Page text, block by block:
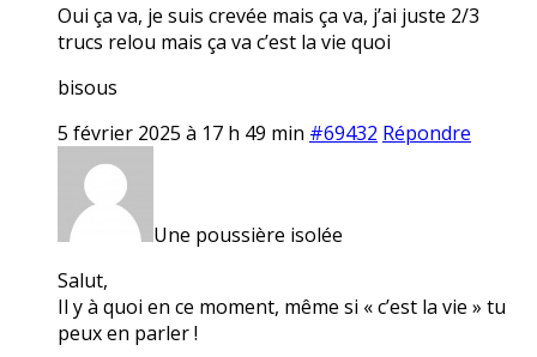
Oui ça va, je suis crevée mais ça va, j’ai juste 2/3
trucs relou mais ça va c’est la vie quoi
bisous
5 février 2025 à 17 h 49 min #69432 Répondre
Une poussière isolée
Salut,
Il y à quoi en ce moment, même si « c’est la vie » tu
peux en parler !